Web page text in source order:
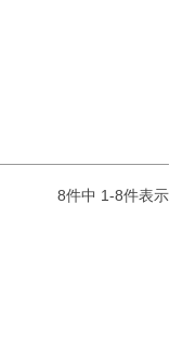
8件中 1-8件表示